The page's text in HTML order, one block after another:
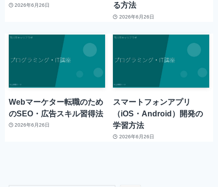
2026年6月26日
る方法
2026年6月26日
Webマーケター転職のため
のSEO・広告スキル習得法
2026年6月26日
スマートフォンアプリ
（iOS・Android）開発の
学習方法
2026年6月26日